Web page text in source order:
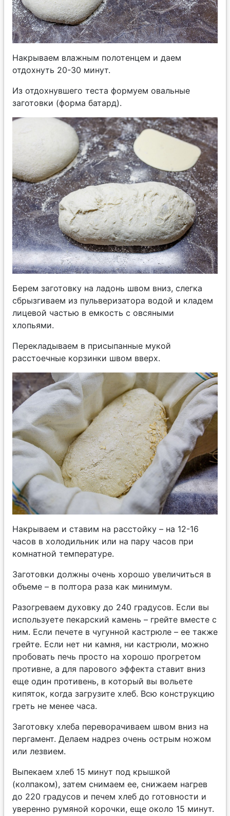
Накрываем влажным полотенцем и даем
отдохнуть 20-30 минут.
Из отдохнувшего теста формуем овальные
заготовки (форма батард).
Берем заготовку на ладонь швом вниз, слегка
сбрызгиваем из пульверизатора водой и кладем
лицевой частью в емкость с овсяными
хлопьями.
Перекладываем в присыпанные мукой
расстоечные корзинки швом вверх.
Накрываем и ставим на расстойку – на 12-16
часов в холодильник или на пару часов при
комнатной температуре.
Заготовки должны очень хорошо увеличиться в
объеме – в полтора раза как минимум.
Разогреваем духовку до 240 градусов. Если вы
используете пекарский камень – грейте вместе с
ним. Если печете в чугунной кастрюле – ее также
грейте. Если нет ни камня, ни кастрюли, можно
пробовать печь просто на хорошо прогретом
противне, а для парового эффекта ставит вниз
еще один противень, в который вы вольете
кипяток, когда загрузите хлеб. Всю конструкцию
греть не менее часа.
Заготовку хлеба переворачиваем швом вниз на
пергамент. Делаем надрез очень острым ножом
или лезвием.
Выпекаем хлеб 15 минут под крышкой
(колпаком), затем снимаем ее, снижаем нагрев
до 220 градусов и печем хлеб до готовности и
уверенно румяной корочки, еще около 15 минут.